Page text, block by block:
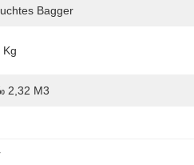
Bagger
Kg
2,32 M3